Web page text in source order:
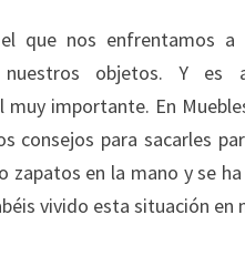
que nos enfrentamos
objetos. Y es
muy importante. En
consejos para sacarles
zapatos en la mano y se
vivido esta situación